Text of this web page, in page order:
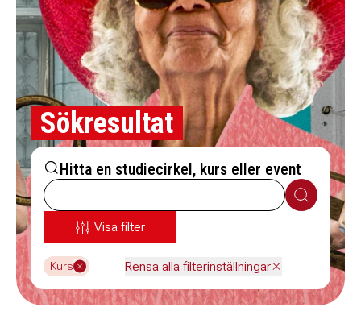
Sökresultat
Hitta en studiecirkel, kurs eller event
Sök
Visa filter
Kurs Rensa alla filterinställningar